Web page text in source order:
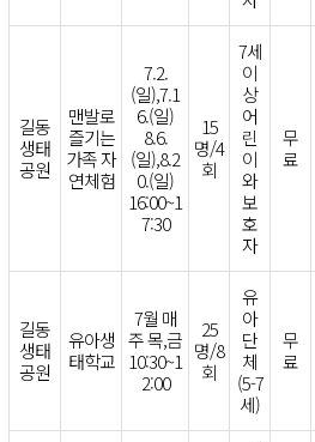
길동
생태
공원
맨발로
즐기는
가족 자
연체험
7.2.
(일),7.1
6.(일)
8.6.
(일),8.2
0.(일)
16:00~1
7:30
15
명/4
회
7세
이
상
어
린
이
와
보
호
자
무
료
길동
생태
공원
유아생
태학교
7월 매
주 목,금
10:30~1
2:00
25
명/8
회
유
아
단
체
(5-7
세)
무
료